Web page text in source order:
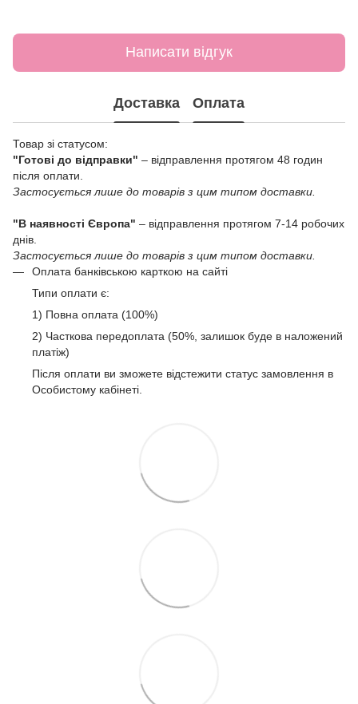
Написати відгук
Доставка Оплата
Товар зі статусом:
"Готові до відправки" – відправлення протягом 48 годин
після оплати.
Застосується лише до товарів з цим типом доставки.
"В наявності Європа" – відправлення протягом 7-14 робочих
днів.
Застосується лише до товарів з цим типом доставки.
Оплата банківською карткою на сайті
Типи оплати є:
1) Повна оплата (100%)
2) Часткова передоплата (50%, залишок буде в наложений
платіж)
Після оплати ви зможете відстежити статус замовлення в
Особистому кабінеті.